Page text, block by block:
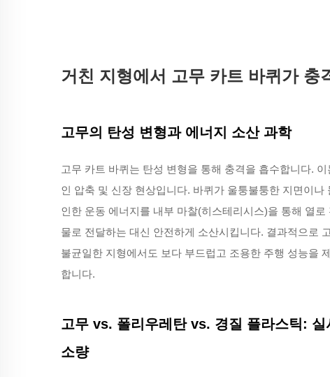
거친 지형에서 고무 카트 바퀴가 충
고무의 탄성 변형과 에너지 소산 과학
고무 카트 바퀴는 탄성 변형을 통해 충격을 흡수합니다.
인 압축 및 신장 현상입니다. 바퀴가 울퉁불퉁한 지면이
인한 운동 에너지를 내부 마찰(히스테리시스)을 통해 열
물로 전달하는 대신 안전하게 소산시킵니다. 결과적으로
불균일한 지형에서도 보다 부드럽고 조용한 주행 성능을
합니다.
고무 vs. 폴리우레탄 vs. 경질 플라스틱:
소량